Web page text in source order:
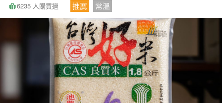
6235 人購買過 推薦 常溫